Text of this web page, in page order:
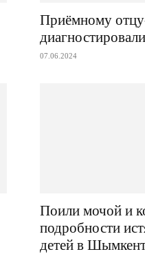
Приёмному
07.06.2024
Поили мочой и
подробности
детей в